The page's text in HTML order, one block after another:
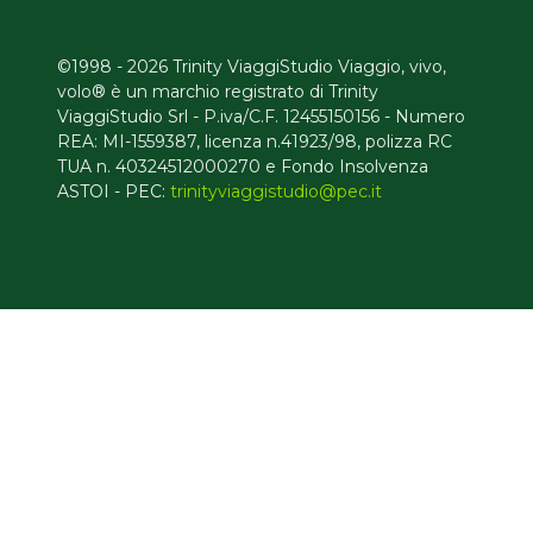
©1998 - 2026 Trinity ViaggiStudio Viaggio, vivo,
volo® è un marchio registrato di Trinity
ViaggiStudio Srl - P.iva/C.F. 12455150156 - Numero
REA: MI-1559387, licenza n.41923/98, polizza RC
TUA n. 40324512000270 e Fondo Insolvenza
ASTOI - PEC: trinityviaggistudio@pec.it